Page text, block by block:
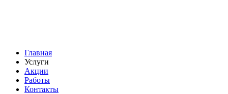
Главная
Услуги
Акции
Работы
Контакты